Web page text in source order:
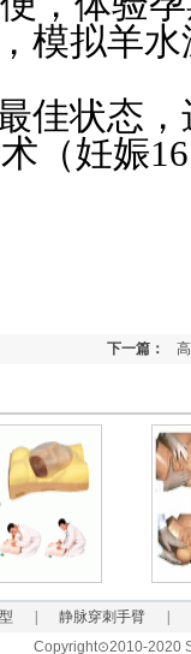
模拟羊
佳状态
（妊娠
下一篇：
静脉穿刺手臂
Copyright⊙2010-2020